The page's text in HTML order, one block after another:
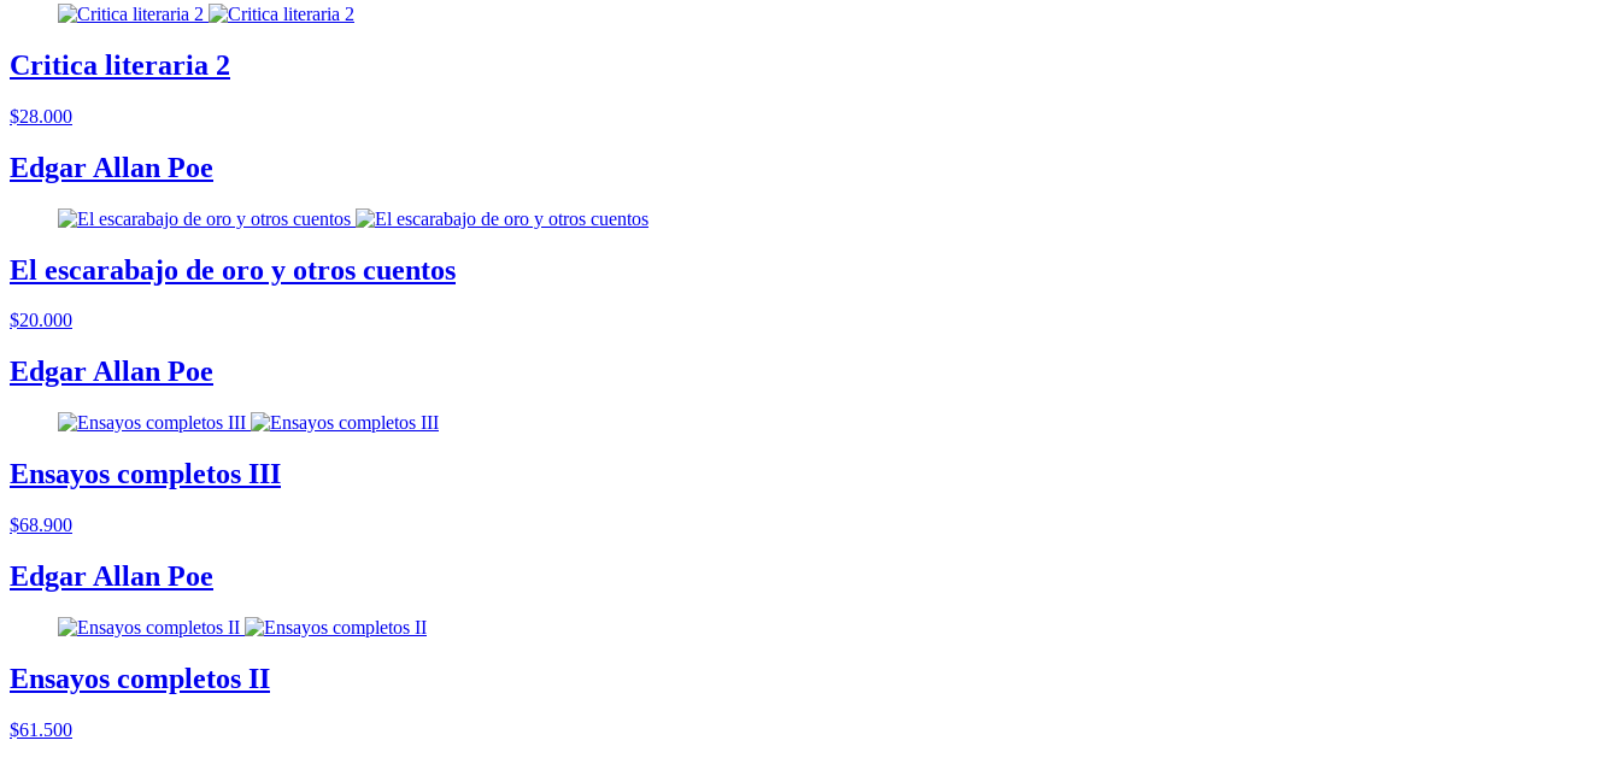
Critica literaria 2
$28.000
Edgar Allan Poe
El escarabajo de oro y otros cuentos
$20.000
Edgar Allan Poe
Ensayos completos III
$68.900
Edgar Allan Poe
Ensayos completos II
$61.500